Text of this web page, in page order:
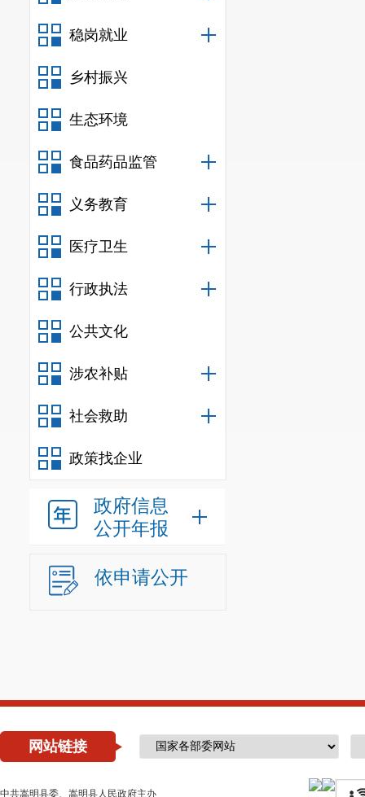
稳岗就业
乡村振兴
生态环境
食品药品监管
义务教育
医疗卫生
行政执法
公共文化
涉农补贴
社会救助
政策找企业
政府信息
公开年报
依申请公开
网站链接
中共嵩明县委、嵩明县人民政府主办